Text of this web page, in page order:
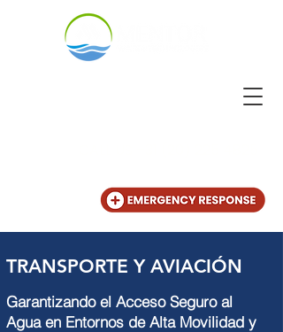
TRANSPORTE Y AVIACIÓN
Garantizando el Acceso Seguro al
Agua en Entornos de Alta Movilidad y